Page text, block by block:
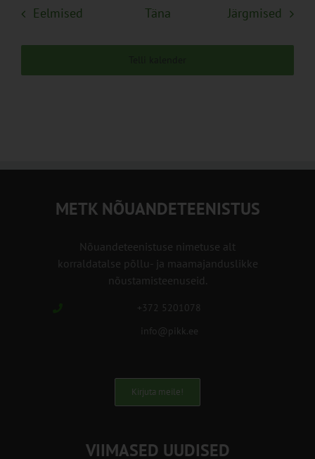
Eelmised SündmusedTäna Järgmised
METK NÕUANDETEENISTUS
Nõuandeteenistuse nimetuse alt
korraldatalse põllu- ja maamajanduslikke
nõustamisteenuseid.
+372 5201078
info@pikk.ee
Kirjuta meile!
VIIMASED UUDISED